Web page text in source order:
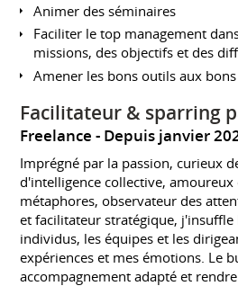
Animer des séminaires
Faciliter le top management
missions, des objectifs et des
Amener les bons outils aux
Facilitateur & sparring
Freelance Depuis janvier
Imprégné par la passion, curieux
d'intelligence collective,
métaphores, observateur des
et facilitateur stratégique,
individus, les équipes et les
expériences et mes émotions. Le
accompagnement adapté et